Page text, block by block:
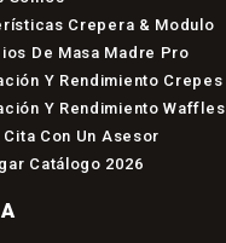
Crepera & Modulo
De Masa Madre Pro
Y Rendimiento Crepes
Y Rendimiento Waffles
Con Un Asesor
Catálogo 2026